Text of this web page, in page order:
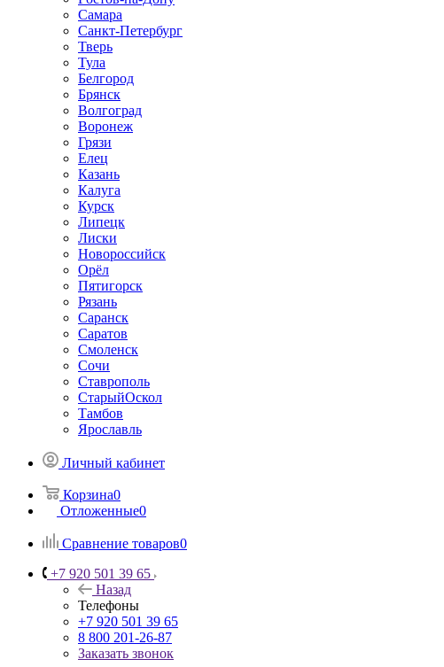
Самара
Санкт-Петербург
Тверь
Тула
Белгород
Брянск
Волгоград
Воронеж
Грязи
Елец
Казань
Калуга
Курск
Липецк
Лиски
Новороссийск
Орёл
Пятигорск
Рязань
Саранск
Саратов
Смоленск
Сочи
Ставрополь
СтарыйОскол
Тамбов
Ярославль
Личный кабинет
Корзина0
Отложенные0
Сравнение товаров0
+7 920 501 39 65
Назад
Телефоны
+7 920 501 39 65
8 800 201-26-87
Заказать звонок